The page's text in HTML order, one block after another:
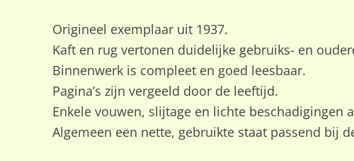
Origineel exemplaar uit 1937.
Kaft en rug vertonen duidelijke gebruiks- en
Binnenwerk is compleet en goed leesbaar.
Pagina’s zijn vergeeld door de leeftijd.
Enkele vouwen, slijtage en lichte beschadigingen
Algemeen een nette, gebruikte staat passend bij